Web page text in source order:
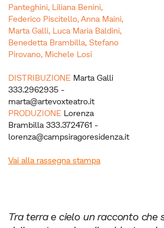
Tra terra e cielo un racconto che
Panteghini, Liliana Benini,
Federico Piscitello, Anna Maini,
Marta Galli, Luca Maria Baldini,
Benedetta Brambilla, Stefano
Pirovano, Michele Losi
DISTRIBUZIONE Marta Galli
333.2962935 -
marta@artevoxteatro.it
PRODUZIONE Lorenza
Brambilla 333.3724761 -
lorenza@campsiragoresidenza.it
Vai alla rassegna stampa